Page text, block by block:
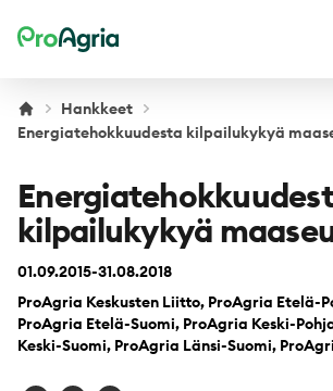
ProAgria
Hankkeet
Energiatehokkuudesta kilpailukykyä
kilpailukykyä
01.09.2015-31.08.2018
ProAgria Keskusten Liitto, ProAgria Etelä-
ProAgria Etelä-Suomi, ProAgria Keski-
Keski-Suomi, ProAgria Länsi-Suomi,